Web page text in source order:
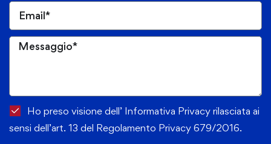
Ho preso visione dell’ Informativa Privacy rilasciata ai
sensi dell’art. 13 del Regolamento Privacy 679/2016.